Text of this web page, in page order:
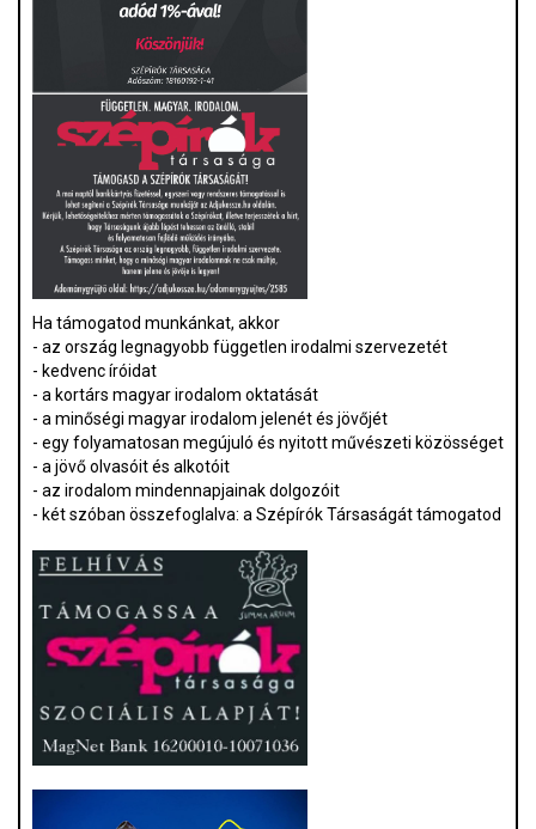
Ha támogatod munkánkat, akkor
- az ország legnagyobb független irodalmi szervezetét
- kedvenc íróidat
- a kortárs magyar irodalom oktatását
- a minőségi magyar irodalom jelenét és jövőjét
- egy folyamatosan megújuló és nyitott művészeti közösséget
- a jövő olvasóit és alkotóit
- az irodalom mindennapjainak dolgozóit
- két szóban összefoglalva: a Szépírók Társaságát támogatod